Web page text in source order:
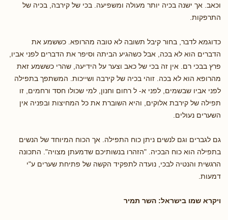
וכאב. אך ישנה בכיה יותר מעולה ומשפיעה. בכי של קירבה, בכיה של
התרפקות.
כדוגמא לדבר, בחור קיבל תשובה לא טובה מהרופא. כששמע את
הדברים הוא לא בכה, אבל כשהגיע הביתה וסיפר את הדברים לפני אביו,
פרץ בבכי רם. אין זה בכי של כאב וצער על הידיעה, שהרי כששמע זאת
מהרופא הוא לא בכה. זוהי בכיה של קירבה ושייכות. המשתפך בתפילה
לפני אביו שבשמים, לפני א- ל רחום וחנון, למי שכולו חסד ורחמים, זו
תפילה של קירבת אלוקים, והיא השוברת את כל המחיצות ובפניה אין
השערים נעולים.
גם לגברים וגם לנשים ניתן כוח התפילה. אך הכוח המיוחד של הנשים
בתפילה הוא כוח הבכיה. "הזהרו בנשותיכם שדמעתן מצויה". התכונה
הרגשית והנטיה לבכי, נועדה לתפקיד הקשה של פתיחת שערים ע"י
דמעות.
ויקרא שמו בישראל: השר תמיר